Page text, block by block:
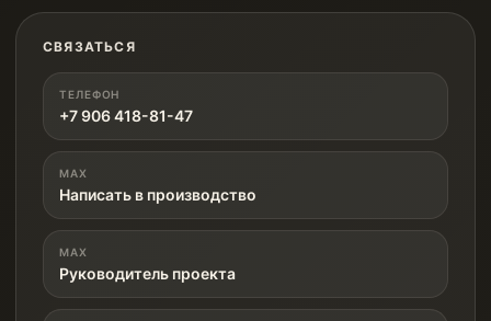
СВЯЗАТЬСЯ
ТЕЛЕФОН
+7 906 418-81-47
MAX
Написать в производство
MAX
Руководитель проекта